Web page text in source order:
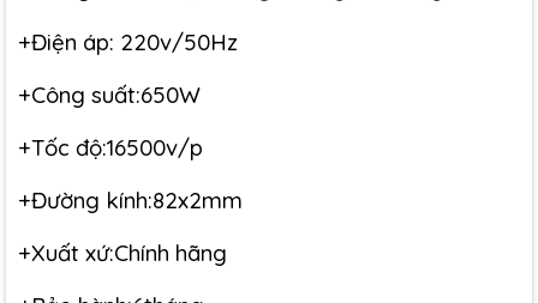
+Điện áp: 220v/50Hz
+Công suất:650W
+Tốc độ:16500v/p
+Đường kính:82x2mm
+Xuất xứ:Chính hãng